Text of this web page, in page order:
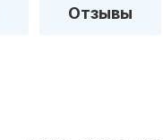
Отзывы